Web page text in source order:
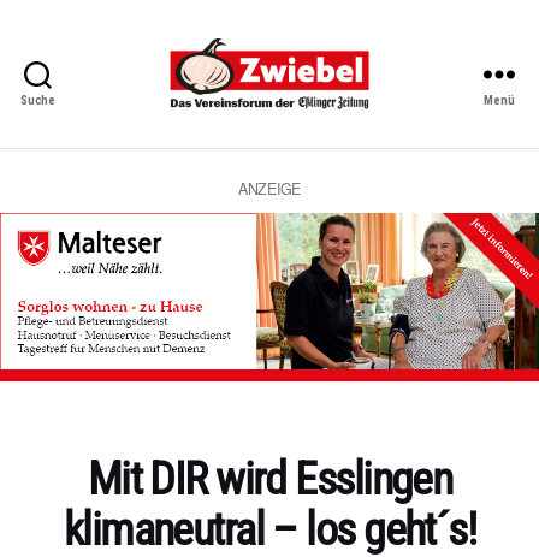
Suche
Vereinsforum
Eßlinger
Zeitung
Menü
ANZEIGE
KategorienMit DIR wird Esslingen
klimaneutral – los geht´s!